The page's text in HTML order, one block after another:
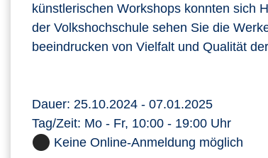
künstlerischen Workshops konnten sich
der Volkshochschule sehen Sie die
beeindrucken von Vielfalt und Qualität
Dauer: 25.10.2024 - 07.01.2025
Tag/Zeit: Mo - Fr, 10:00 - 19:00 Uhr
Keine Online-Anmeldung möglich